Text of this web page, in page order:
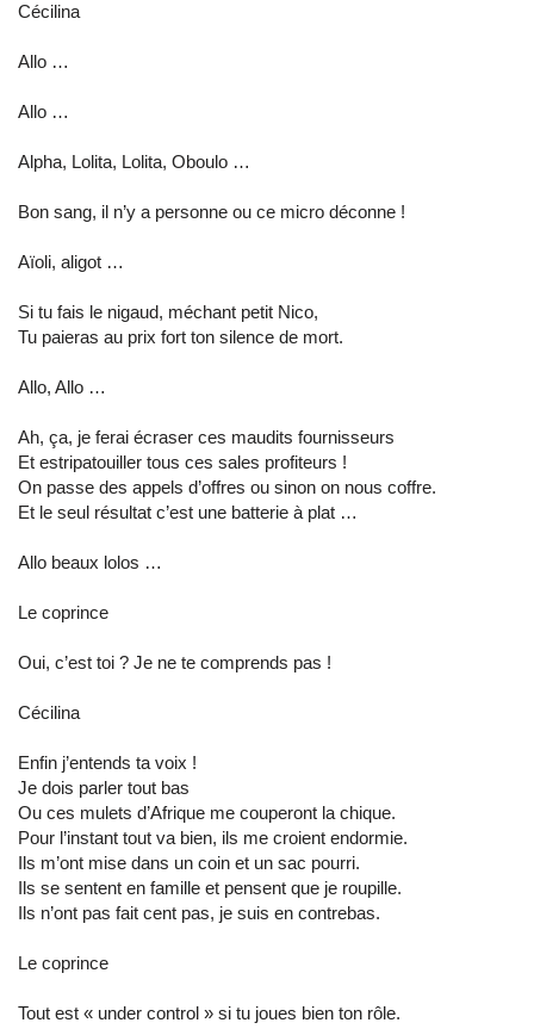
Cécilina
Allo …
Allo …
Alpha, Lolita, Lolita, Oboulo …
Bon sang, il n’y a personne ou ce micro déconne !
Aïoli, aligot …
Si tu fais le nigaud, méchant petit Nico,
Tu paieras au prix fort ton silence de mort.
Allo, Allo …
Ah, ça, je ferai écraser ces maudits fournisseurs
Et estripatouiller tous ces sales profiteurs !
On passe des appels d’offres ou sinon on nous coffre.
Et le seul résultat c’est une batterie à plat …
Allo beaux lolos …
Le coprince
Oui, c’est toi ? Je ne te comprends pas !
Cécilina
Enfin j’entends ta voix !
Je dois parler tout bas
Ou ces mulets d’Afrique me couperont la chique.
Pour l’instant tout va bien, ils me croient endormie.
Ils m’ont mise dans un coin et un sac pourri.
Ils se sentent en famille et pensent que je roupille.
Ils n’ont pas fait cent pas, je suis en contrebas.
Le coprince
Tout est « under control » si tu joues bien ton rôle.